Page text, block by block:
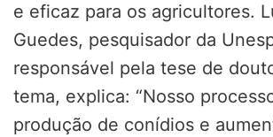
e eficaz para os agricultores.
Guedes, pesquisador da
responsável pela tese de
tema, explica: “Nosso
produção de conídios e